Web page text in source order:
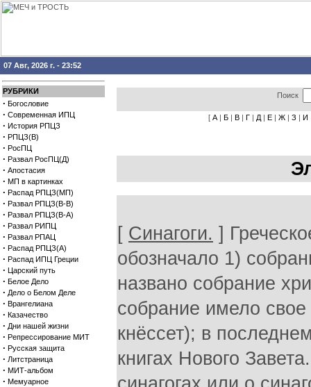
07 Авг, 2026 г. - 23:52
РУБРИКИ
· Богословие
· Современная ИПЦ
· История РПЦЗ
· РПЦЗ(В)
· РосПЦ
· Развал РосПЦ(Д)
· Апостасия
· МП в картинках
· Распад РПЦЗ(МП)
· Развал РПЦЗ(В-В)
· Развал РПЦЗ(В-А)
· Развал РИПЦ
· Развал РПАЦ
· Распад РПЦЗ(А)
· Распад ИПЦ Греции
· Царский путь
· Белое Дело
· Дело о Белом Деле
· Врангелиана
· Казачество
· Дни нашей жизни
· Репрессирование МИТ
· Русская защита
· Литстраница
· МИТ-альбом
· Мемуарное
Поиск
[ А | Б | В | Г | Д | Е | Ж | З | И
[ Синагоги. ] Греческое слово «синагоге» первоначально обозначало 1) собрание людей; так, например, этим словом названо собрание христиан в послан. Иакова 2:2; 2) Дом, где собрание имело свое помещение (еврейское слово гейт а-кнёссет); в последнем значении оно часто встречается в книгах Нового Завета. В законе не существует предписаний о синагогах или о синагогальном богослужении и также не имеется следов существования их до Вавилонского плена. По всей вероятности, синагоги возникли после Вавилонского плена и в особенности, как результат реформаторской деятельности Ёздры. Когда -народ был рассеян в чужой языческой стране, не имея той объединяющей силы, которую давало их национальной и религиозной жизни общее служение в храме, то, вероятно, потребность объединения побудила их собираться в разных местах, т.е в синагогах, вспоминать о делах Господних в прошедшее время и взывать к Нему о помощи и избавлении. Когда, после возвращения из Вавилона, такие мужи, как Ездра и Неемия, собирали народ слушать слово Божие и побуждали его к прилежному исследованию Св. Писания, то синагога стала естественным выражением новой жизни, которая пробудилась в среде строго наказанного за идолослужение народа, так что Иаков, брат Господень, имел основание сказать: «Закон Моисеев от древних родов по всем городам имеет проповедующих его, и читается в синагогах каждую субботу» (Деян 15: 21). Еврейское предание относит учреждение синагоги ко времени пророческих школ и даже ко времени патриархов произвольным толкованием таких мест, как Быт. 25:27; Суд. 5: 9; Ис 1 13. Самое древнее историческое указание на нечто напоминающее позднейшие синагоги, находится в 4 Цар 4:23, где из вопроса мужа сонамитянка можно понять, что набожные израильтяне имели обыкновение собираться у пророков во дни новомесячии и суббот Другое указание находим в Пс. 73.8, где псалмопевец жалуется, что враги сожгли все места собраний Божиих в земле израильской. По мнению некоторых, этот псалом написан во время разрушения Иерусалима халдеями в 588 г. до Р.Хр.; в таком случае, он свидетельствует о существовавших уже до этого времени молитвенных домах Другие же относят появление этого псалма ко времени после плена